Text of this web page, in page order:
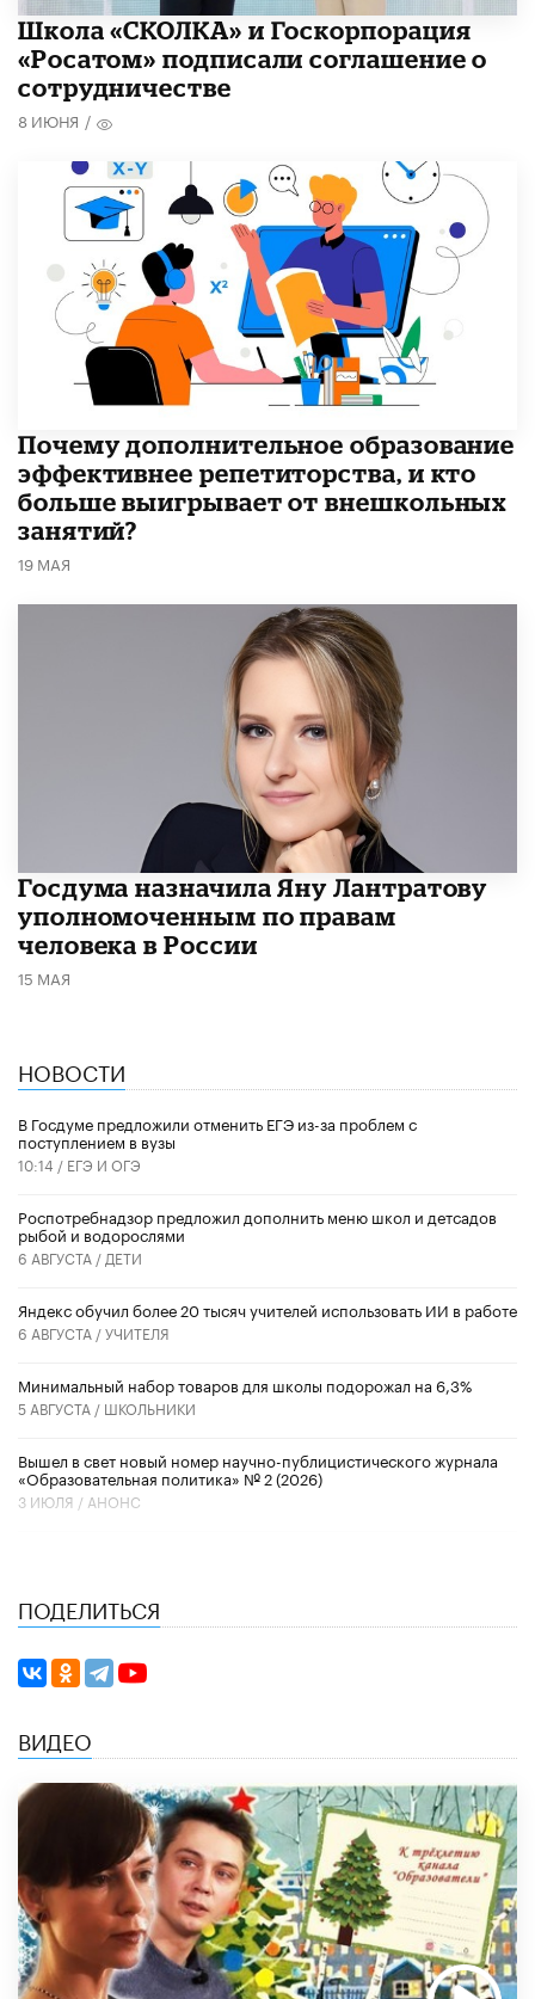
Школа «СКОЛКА» и Госкорпорация
«Росатом» подписали соглашение о
сотрудничестве
8 ИЮНЯ /
​Почему дополнительное образование
эффективнее репетиторства, и кто
больше выигрывает от внешкольных
занятий?
19 МАЯ
Госдума назначила Яну Лантратову
уполномоченным по правам
человека в России
15 МАЯ
НОВОСТИ
В Госдуме предложили отменить ЕГЭ из-за проблем с
поступлением в вузы
10:14 / ЕГЭ И ОГЭ
Роспотребнадзор предложил дополнить меню школ и детсадов
рыбой и водорослями
6 АВГУСТА / ДЕТИ
​Яндекс обучил более 20 тысяч учителей использовать ИИ в работе
6 АВГУСТА /УЧИТЕЛЯ
Минимальный набор товаров для школы подорожал на 6,3%
5 АВГУСТА / ШКОЛЬНИКИ
Вышел в свет новый номер научно-публицистического журнала
«Образовательная политика» № 2 (2026)
3 ИЮЛЯ / АНОНС
ПОДЕЛИТЬСЯ
ВИДЕО